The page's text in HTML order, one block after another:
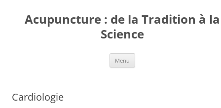
contenu
Acupuncture : de la Tradition à la
Science
Menu
Cardiologie